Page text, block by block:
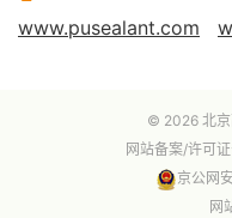
www.pusealant.com
© 2026 北京
网站备案/许可证
京公网
网